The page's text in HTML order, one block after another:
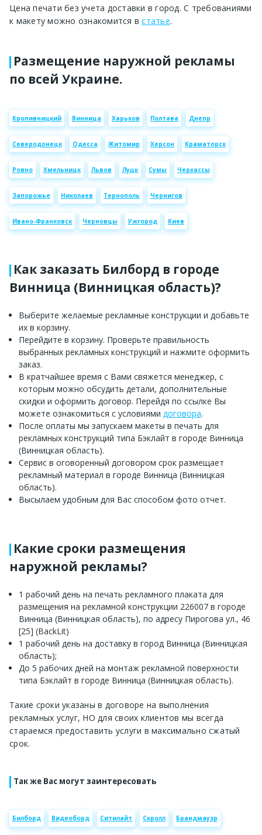
Цена печати без учета доставки в город. С требованиями
к макету можно ознакомится встатье.
Размещение наружной рекламы
по всей Украине.
Кропивницкий Винница Харьков Полтава Днепр
Северодонецк Одесса Житомир Херсон Краматорск
Ровно Хмельницк Львов Луцк Сумы Черкассы
Запорожье Николаев Тернополь Чернигов
Ивано-Франковск Черновцы Ужгород Киев
Как заказать Билборд в городе
Винница (Винницкая область)?
Выберите желаемые рекламные конструкции и добавьте
их в корзину.
Перейдите в корзину. Проверьте правильность
выбранных рекламных конструкций и нажмите оформить
заказ.
В кратчайшее время с Вами свяжется менеджер, с
которым можно обсудить детали, дополнительные
скидки и оформить договор. Перейдя по ссылке Вы
можете ознакомиться с условиями договора.
После оплаты мы запускаем макеты в печать для
рекламных конструкций типа Бэклайт в городе Винница
(Винницкая область).
Сервис в оговоренный договором срок размещает
рекламный материал в городе Винница (Винницкая
область).
Высылаем удобным для Вас способом фото отчет.
Какие сроки размещения
наружной рекламы?
1 рабочий день на печать рекламного плаката для
размещения на рекламной конструкции 226007 в городе
Винница (Винницкая область), по адресу Пирогова ул., 46
[25] (BackLit)
1 рабочий день на доставку в город Винница (Винницкая
область);
До 5 рабочих дней на монтаж рекламной поверхности
типа Бэклайт в городе Винница (Винницкая область).
Такие сроки указаны в договоре на выполнения
рекламных услуг, НО для своих клиентов мы всегда
стараемся предоставить услуги в максимально сжатый
срок.
Так же Вас могут заинтересовать
Билборд Видеоборд Ситилайт Скролл Брандмауэр